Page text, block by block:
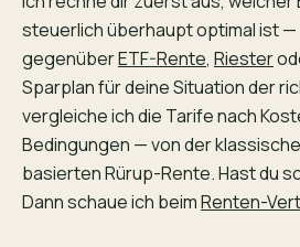
steuerlich überhaupt optimal ist —
gegenüberETF-Rente, Riester
Sparplan für deine Situation der
vergleiche ich die Tarife nach
Bedingungen — von der
basierten Rürup-Rente. Hast du
Dann schaue ich beimRenten-